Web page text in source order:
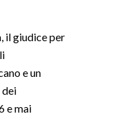
il giudice per
e un
e mai